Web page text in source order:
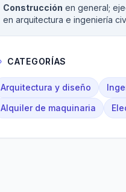
Construcción en general;
en arquitectura e ingeniería
CATEGORÍAS
Arquitectura y diseño
Alquiler de maquinaria